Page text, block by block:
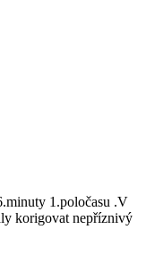
1.poločasu .V
korigovat nepříznivý